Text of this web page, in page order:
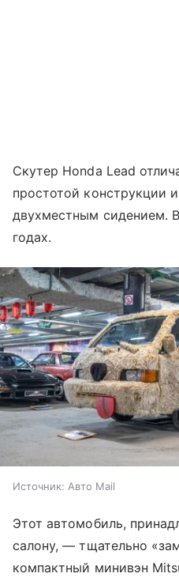
Скутер Honda Lead
простотой конструкции
двухместным сидением.
годах.
Источник: Авто Mail
Этот автомобиль,
салону, — тщательно
компактный минивэн